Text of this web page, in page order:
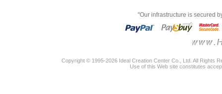
"Our infrastructure is secured
Copyright © 1995-2026 Ideal Creation Center Co., Ltd. All Rights
Use of this Web site constitutes